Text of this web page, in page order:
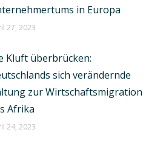
in Europa
27, 2023
Kluft überbrücken:
sich verändernde
zur Wirtschaftsmigration
Afrika
24, 2023